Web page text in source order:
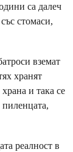
са далеч
стомаси,
вземат
хранят
и така се
реалност в